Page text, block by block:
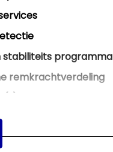
stabiliteits programma
remkrachtverdeling
voor